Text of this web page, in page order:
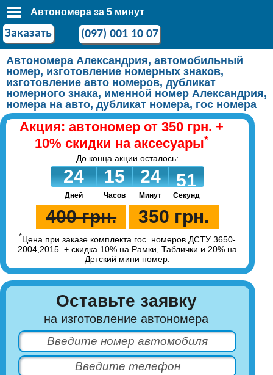
Автономера за 5 минут
Заказать (097) 001 10 07
Автономера Александрия, автомобильный
номер, изготовление номерных знаков,
изготовление авто номеров, дубликат
номерного знака, именной номер Александрия,
номера на авто, дубликат номера, гос номера
Акция: автономер от 350 грн. +
10% скидки на аксесуары*
До конца акции осталось:
24 15 24
50
51
Дней Часов Минут Секунд
400 грн. 350 грн.
*Цена при заказе комплекта гос. номеров ДСТУ 3650-
2004,2015. + скидка 10% на Рамки, Таблички и 20% на
Детский мини номер.
Оставьте заявку
на изготовление автономера